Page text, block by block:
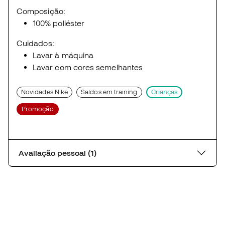
Composição:
100% poliéster
Cuidados:
Lavar à máquina
Lavar com cores semelhantes
Novidades Nike Saldos em training Crianças
Promoção
Avaliação pessoal (1)